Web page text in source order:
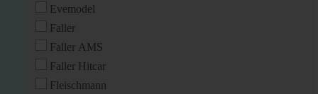
Evemodel
Faller
Faller AMS
Faller Hitcar
Fleischmann